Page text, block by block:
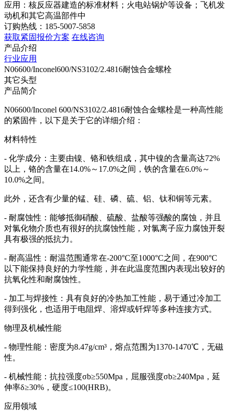
应用：核反应器建造的标准材料；火电站锅炉等设备；飞机发
动机和其它高温部件中
订购热线：185-5007-5858
获取紧固报价方案 在线咨询
产品介绍
行业应用
N06600/Inconel600/NS3102/2.4816耐蚀合金螺栓
其它头型
产品简介
N06600/Inconel 600/NS3102/2.4816耐蚀合金螺栓是一种高性能
的紧固件，以下是关于它的详细介绍：
材料特性
- 化学成分：主要由镍、铬和铁组成，其中镍的含量高达72%
以上，铬的含量在14.0%～17.0%之间，铁的含量在6.0%～
10.0%之间。
此外，还含有少量的锰、硅、磷、硫、铝、钛和铜等元素。
- 耐腐蚀性：能够抵御硝酸、硫酸、盐酸等强酸的腐蚀，并且
对氯化物介质也有很好的抗腐蚀性能，对氯离子应力腐蚀开裂
具有极强的抵抗力。
- 耐高温性：耐温范围通常在-200°C至1000°C之间，在900°C
以下能保持良好的力学性能，并在此温度范围内表现出较好的
抗氧化性和耐腐蚀性。
- 加工与焊接性：具有良好的冷热加工性能，易于通过冷加工
得到强化，也适用于电阻焊、溶焊或钎焊等多种连接方式。
物理及机械性能
- 物理性能：密度为8.47g/cm³，熔点范围为1370-1470℃，无磁
性。
- 机械性能：抗拉强度σb≥550Mpa，屈服强度σb≥240Mpa，延
伸率δ≥30%，硬度≤100(HRB)。
应用领域